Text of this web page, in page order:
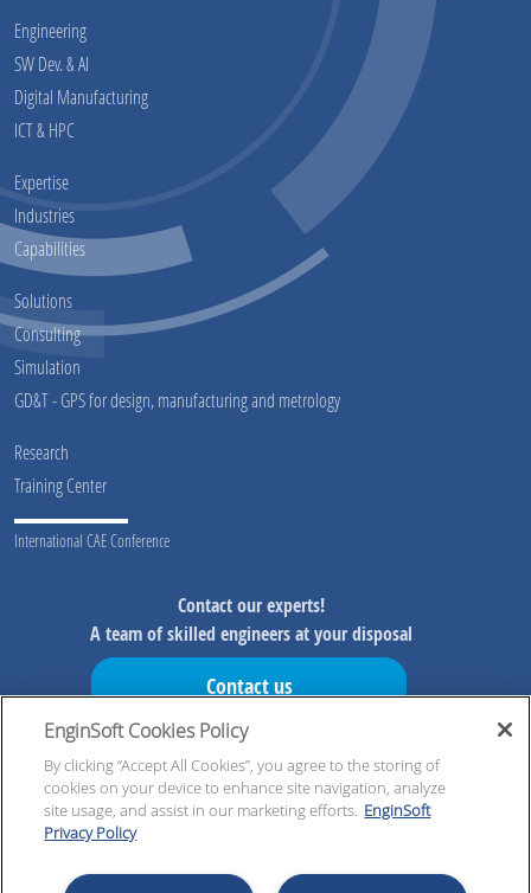
Engineering
SW Dev. & AI
Digital Manufacturing
ICT & HPC
Expertise
Industries
Capabilities
Solutions
Consulting
Simulation
GD&T - GPS for design, manufacturing and metrology
Research
Training Center
International CAE Conference
Contact our experts!
A team of skilled engineers at your disposal
Contact us
Don't miss our initiatives!
Preview information on our initiatives, exclusive resources and
updates!
EnginSoft Cookies Policy
By clicking “Accept All Cookies”, you agree to the storing of
cookies on your device to enhance site navigation, analyze
site usage, and assist in our marketing efforts. EnginSoft
Privacy Policy